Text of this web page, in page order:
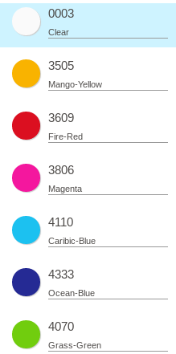
0003
Clear
3505
Mango-Yellow
3609
Fire-Red
3806
Magenta
4110
Caribic-Blue
4333
Ocean-Blue
4070
Grass-Green